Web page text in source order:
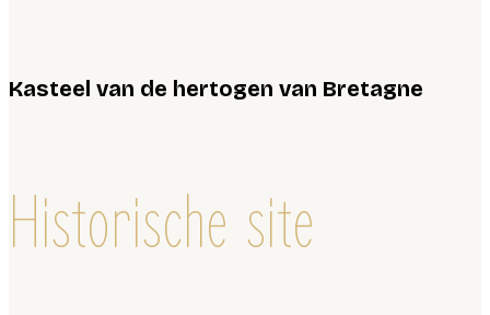
Kasteel van de hertogen van Bretagne
Historische site